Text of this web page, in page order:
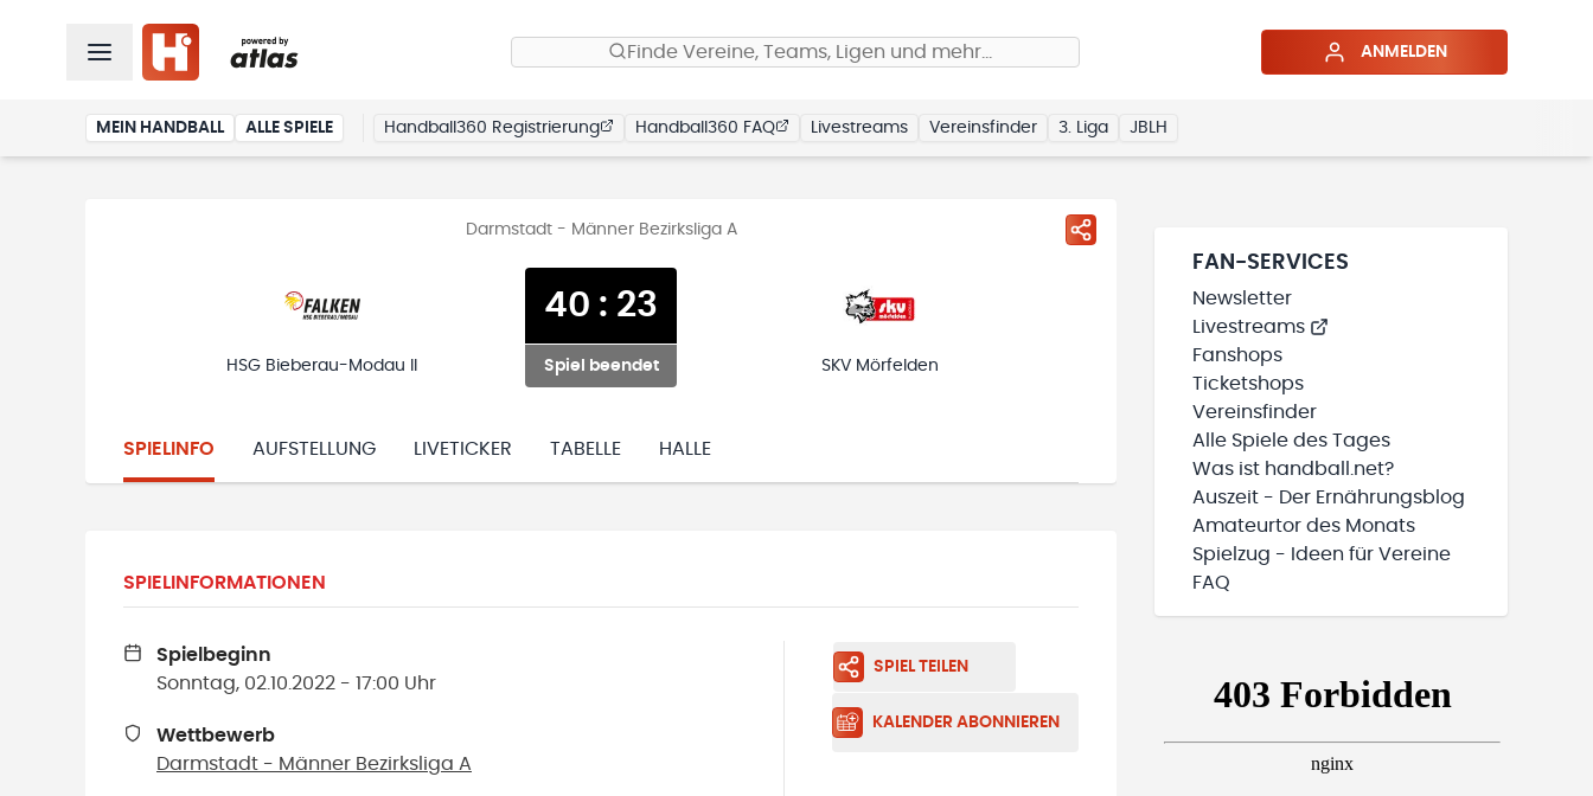
Finde Vereine, Teams, Ligen und mehr… ANMELDEN
MEIN HANDBALL ALLE SPIELE Handball360 Registrierung Handball360 FAQ Livestreams Vereinsfinder 3. Liga JBLH
Darmstadt - Männer Bezirksliga A
HSG Bieberau-Modau II
40 : 23
Spiel beendet SKV Mörfelden
SPIELINFO AUFSTELLUNG LIVETICKER TABELLE HALLE
SPIELINFORMATIONEN
Spielbeginn
Sonntag, 02.10.2022 - 17:00 Uhr
Wettbewerb
Darmstadt - Männer Bezirksliga A
SPIEL TEILEN
KALENDER ABONNIEREN
FAN-SERVICES
Newsletter
Livestreams
Fanshops
Ticketshops
Vereinsfinder
Alle Spiele des Tages
Was ist handball.net?
Auszeit - Der Ernährungsblog
Amateurtor des Monats
Spielzug - Ideen für Vereine
FAQ